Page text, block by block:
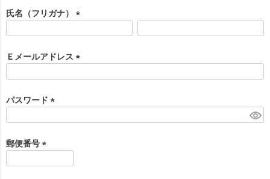
須
)
氏名（フリガナ）
須
)
Ｅメールアドレス
)
パスワード
)
郵便番号